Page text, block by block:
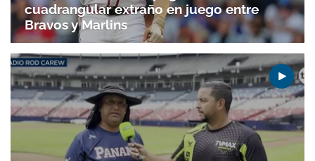
cuadrangular extraño en juego entre
Bravos y Marlins